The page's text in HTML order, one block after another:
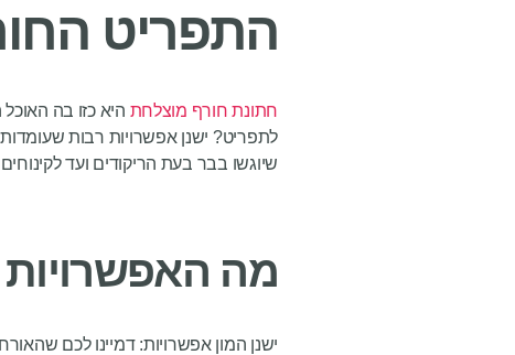
התפריט
חתונת חורף מוצלחת היא כזו בה
לתפריט? ישנן אפשרויות רבות
שיוגשו בבר בעת הריקודים ועד
מה
ישנן המון אפשרויות: דמיינו לכם